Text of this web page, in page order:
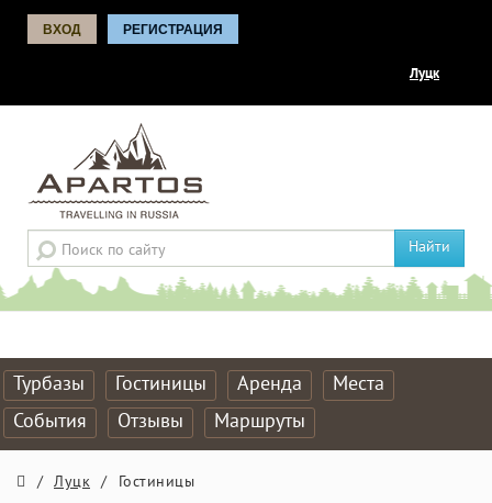
ВХОД РЕГИСТРАЦИЯ
Луцк
Найти
Турбазы Гостиницы Аренда
Места
События
Отзывы Маршруты
/ Луцк / Гостиницы